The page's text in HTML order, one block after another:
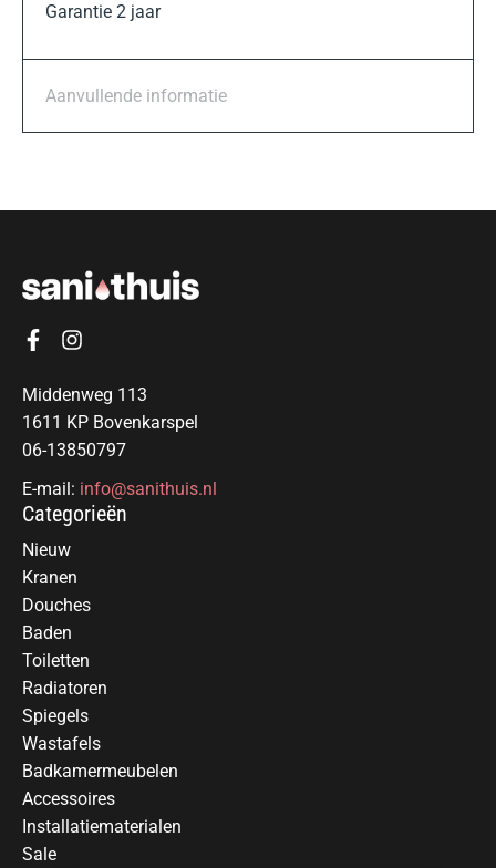
Garantie 2 jaar
Aanvullende informatie
Middenweg 113
1611 KP Bovenkarspel
06-13850797
E-mail: info@sanithuis.nl
Categorieën
Nieuw
Kranen
Douches
Baden
Toiletten
Radiatoren
Spiegels
Wastafels
Badkamermeubelen
Accessoires
Installatiematerialen
Sale